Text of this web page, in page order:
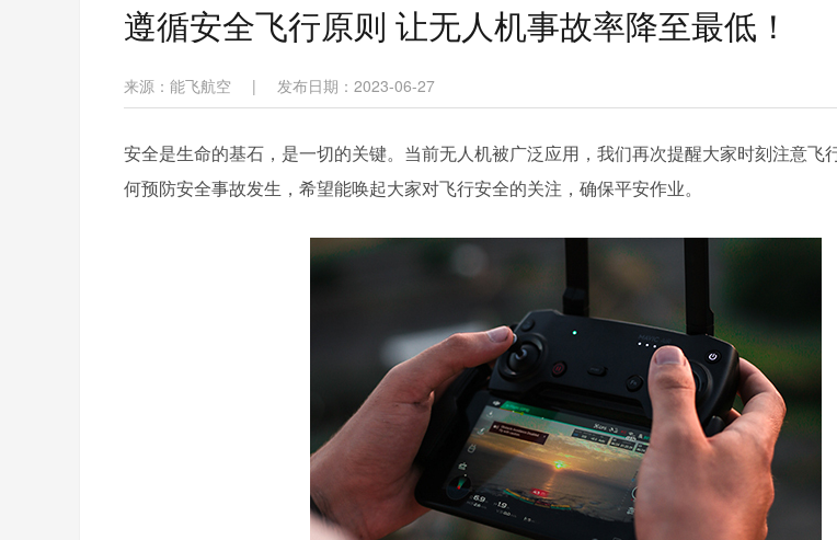
遵循安全飞行原则 让无人机事故率降至最低！
来源：能飞航空 | 发布日期：2023-06-27
安全是生命的基石，是一切的关键。当前无人机被广泛应用，我们再次提醒大家时刻注意飞
何预防安全事故发生，希望能唤起大家对飞行安全的关注，确保平安作业。